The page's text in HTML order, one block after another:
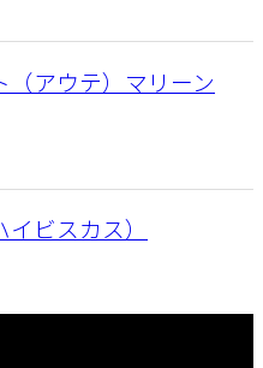
（アウテ）マリーン
ビスカス）